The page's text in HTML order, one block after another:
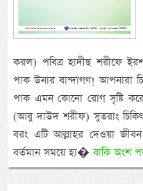
করল) পবিত্র হাদীছ শরীফে
পাক উনার বান্দাগণ! আপনারা
পাক এমন কোনো রোগ সৃষ্টি
(আবু দাউদ শরীফ) সুতরাং
বরং এটি আল্লাহর দেওয়া
বর্তমান সময়ে হা�বাকি অংশ